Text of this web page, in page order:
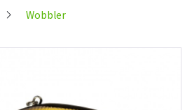
Wobbler